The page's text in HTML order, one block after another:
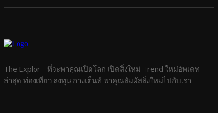
The Explor - ที่จะพาคุณเปิดโลก เปิดสิ่งใหม่ Trend ใหม่อัพเดท
ล่าสุด ท่องเที่ยว ลงทุน กางเต็นท์ พาคุณสัมผัสสิ่งใหม่ไปกับเรา